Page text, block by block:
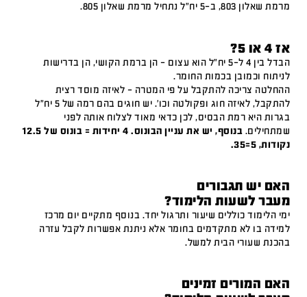
מרמת שאלון 803, ב-5 יח"ל נתחיל מרמת שאלון 805.
אז 4 או 5?
הבדל בין 4 ל-5 יח"ל הוא עצום – הן ברמת הקושי, הן בדרישות
לניתוח וכמובן בכמות החומר.
ההחלטה צריכה להתקבל על פי המטרה – לאיזה מוסד רצית
להתקבל, לאיזה חוג ופקולטה וכו'. יש חוגים בהם רמה של 5 יח"ל
בגרות היא רמת הבסיס, לכן כדאי מאוד לצלוח אותה לפני
שמתחילים.
בנוסף, יש את עניין הבונוס. 4 יחידות = בונוס של 12.5
נקודות, 5=35.
האם יש תגבורים
מעבר לשעות הלימוד?
ימי הלימוד כוללים שיעור ותרגול יחד. בנוסף מתקיים יום מרכז
למידה בו לא מתקדמים בחומר אלא ניתנת אפשרות לקבל עזרה
בהכנת שעורי הבית למשל.
האם המורים זמינים